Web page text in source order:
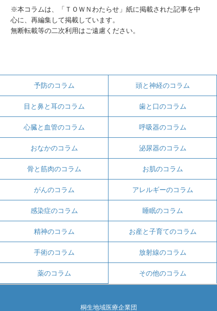
※本コラムは、「ＴＯＷＮわたらせ」紙に掲載された記事を中
心に、再編集して掲載しています。
無断転載等の二次利用はご遠慮ください。
予防のコラム 頭と神経のコラム
目と鼻と耳のコラム 歯と口のコラム
心臓と血管のコラム 呼吸器のコラム
おなかのコラム 泌尿器のコラム
骨と筋肉のコラム お肌のコラム
がんのコラム アレルギーのコラム
感染症のコラム 睡眠のコラム
精神のコラム お産と子育てのコラム
手術のコラム 放射線のコラム
薬のコラム その他のコラム
桐生地域医療企業団